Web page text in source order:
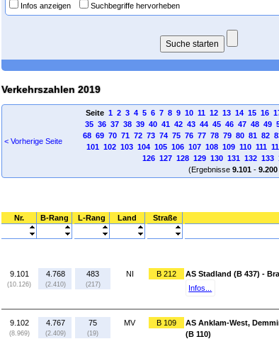
Infos anzeigen Suchbegriffe hervorheben
Verkehrszahlen 2019
< Vorherige Seite
Seite 1 2 3 4 5 6 7 8 9 10 11 12 13 14 15 16
35 36 37 38 39 40 41 42 43 44 45 46 47 48 49
68 69 70 71 72 73 74 75 76 77 78 79 80 81 82
101 102 103 104 105 106 107 108 109 110 111
126 127 128 129 130 131 132 133
(Ergebnisse 9.101- 9.200
Nr. B-Rang L-Rang Land Straße
9.101
(10.126)
4.768
(2.410)
483
(217)
NI B 212
AS Stadland (B 437) -
Infos...
9.102
(8.969)
4.767
(2.409)
75
(19)
MV B 109
AS Anklam-West,
(B 110)